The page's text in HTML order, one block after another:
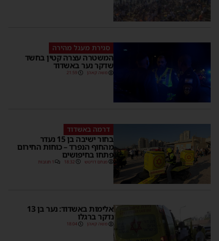
סגירת מעגל מהירה
המשטרה עצרה קטין בחשד
שדקר נער באשדוד
משה קאהן 21:59
דרמה באשדוד
בחור ישיבה בן 15 נעדר
מהחוף הנפרד – כוחות החירום
פתחו בחיפושים
מנחם דויטש 18:32 1 תגובות
אלימות באשדוד: נער בן 13
נדקר ברגלו
משה קאהן 18:04